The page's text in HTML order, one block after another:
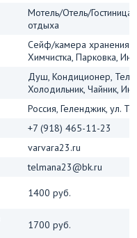
Мотель/Отель/
отдыха
Сейф/камера хранения,
Химчистка, Парковка,
Душ, Кондиционер,
Холодильник, Чайник,
Россия, Геленджик, ул.
+7 (918) 465-11-23
varvara23.ru
telmana23@bk.ru
1400 руб.
1700 руб.